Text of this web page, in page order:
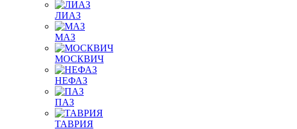
ЛИАЗ
МАЗ
МОСКВИЧ
НЕФАЗ
ПАЗ
ТАВРИЯ